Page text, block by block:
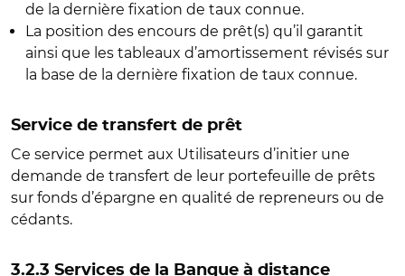
de la dernière fixation de taux connue.
La position des encours de prêt(s) qu’il garantit
ainsi que les tableaux d’amortissement révisés sur
la base de la dernière fixation de taux connue.
Service de transfert de prêt
Ce service permet aux Utilisateurs d’initier une
demande de transfert de leur portefeuille de prêts
sur fonds d’épargne en qualité de repreneurs ou de
cédants.
3.2.3 Services de la Banque à distance